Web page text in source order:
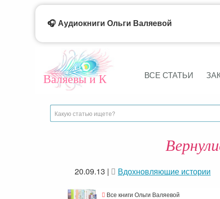
Валяевы и К ВСЕ СТАТЬИ
20.09.13 | Вдохновляющие истории
Все книги Ольги Валяевой
🎧 Аудиокниги Ольги Валяевой